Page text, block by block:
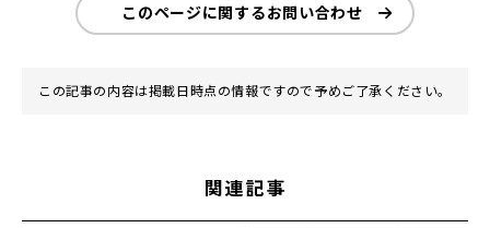
このページに関するお問い合わせ
この記事の内容は掲載日時点の情報ですので予めご了承ください。
関連記事